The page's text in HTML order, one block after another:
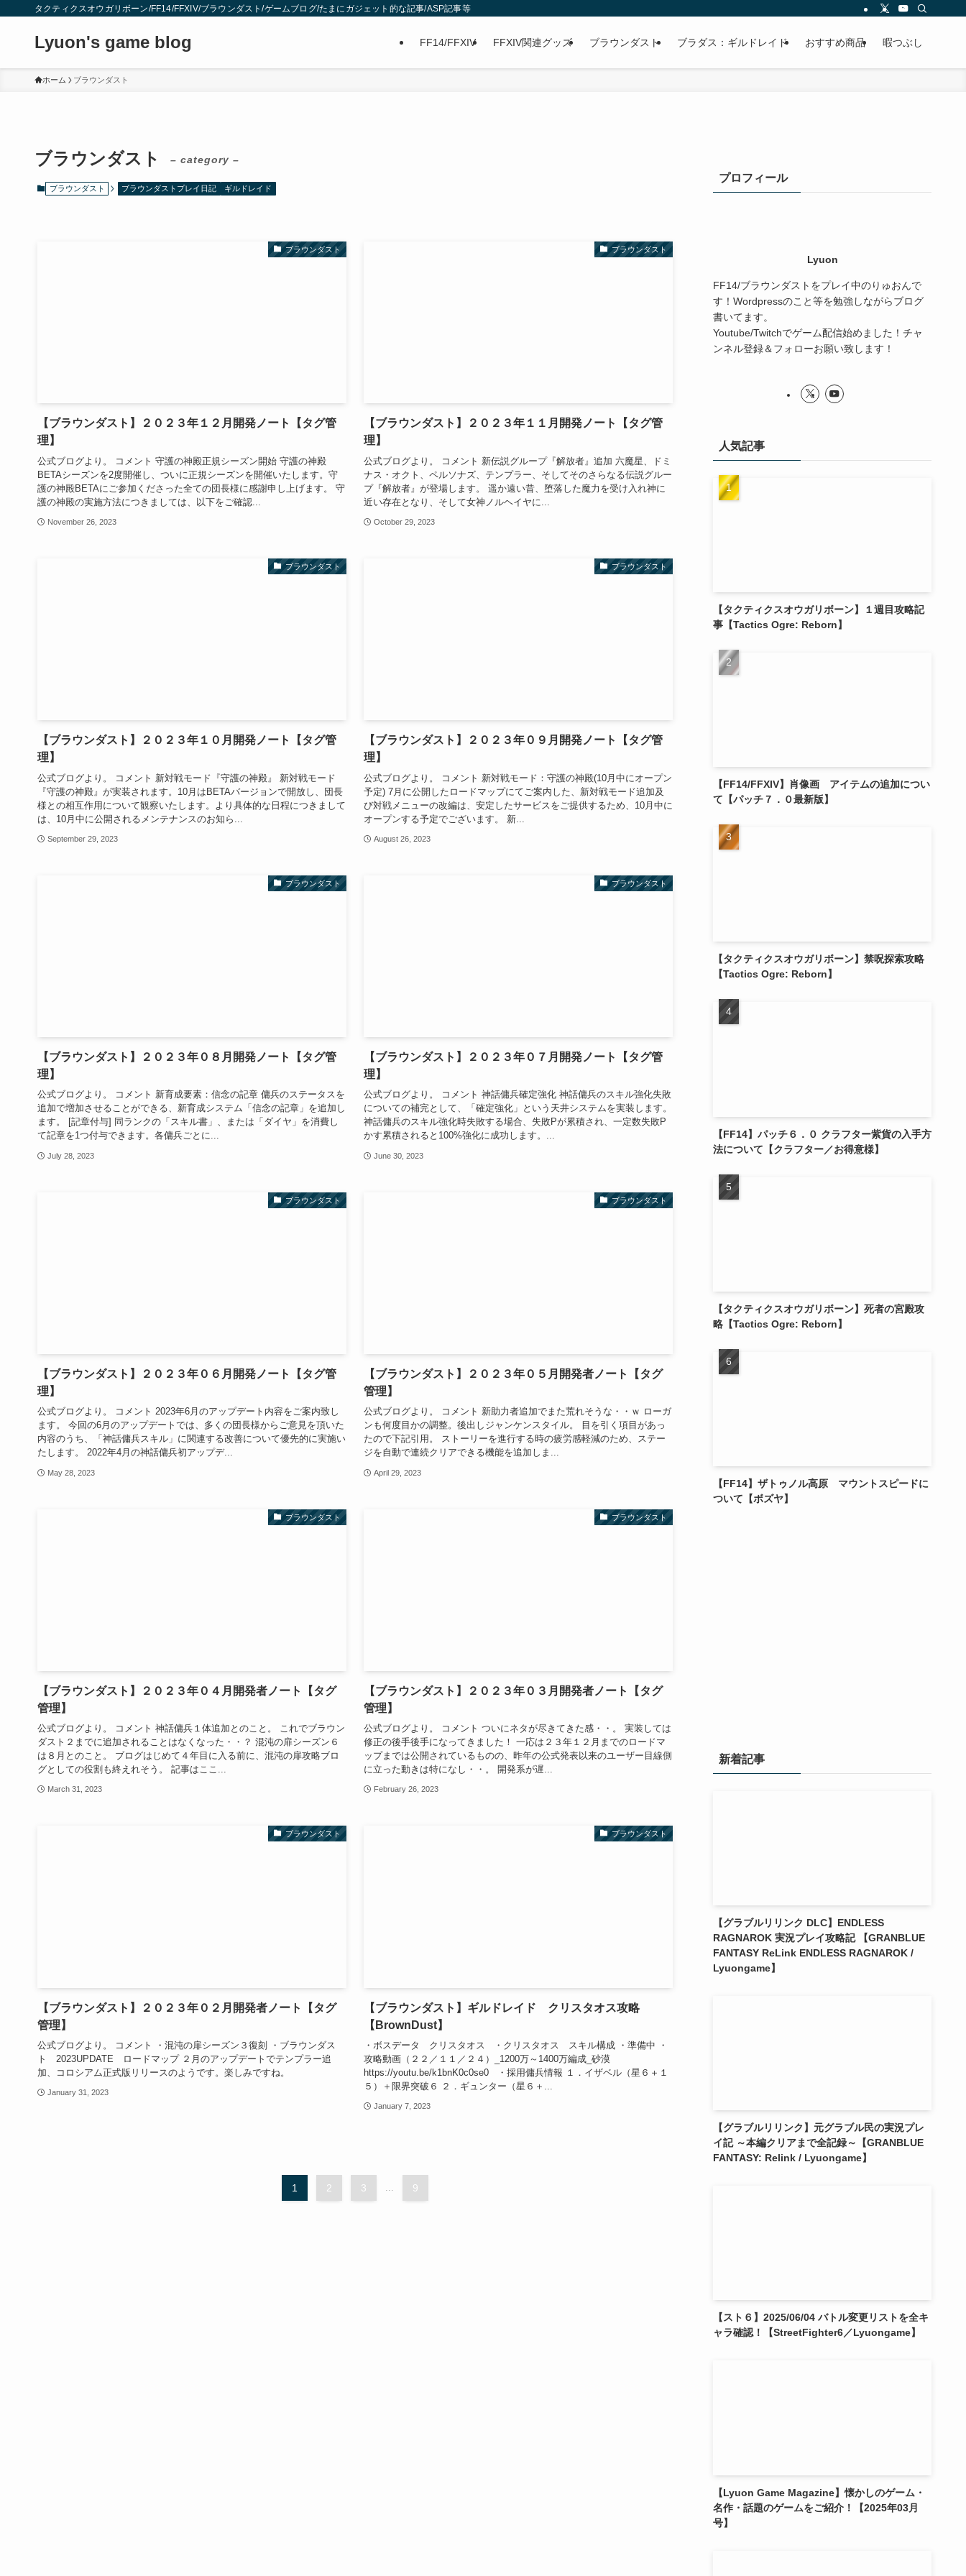
タクティクスオウガリボーン/FF14/FFXIV/ブラウンダスト/ゲームブログ/たまにガジェット的な記事/ASP記事等
Lyuon's game blog FF14/FFXIV FFXIV関連グッズ ブラウンダスト ブラダス：ギルドレイド おすすめ商品 暇つぶし
ホーム ブラウンダスト
ブラウンダスト – category –
ブラウンダスト ブラウンダストプレイ日記 ギルドレイド
ブラウンダスト
【ブラウンダスト】２０２３年１２月開発ノート【タグ管
理】
公式ブログより。 コメント 守護の神殿正規シーズン開始 守護の神殿
BETAシーズンを2度開催し、ついに正規シーズンを開催いたします。守
護の神殿BETAにご参加くださった全ての団長様に感謝申し上げます。 守
護の神殿の実施方法につきましては、以下をご確認...
November 26, 2023
ブラウンダスト
【ブラウンダスト】２０２３年１１月開発ノート【タグ管
理】
公式ブログより。 コメント 新伝説グループ『解放者』追加 六魔星、ドミ
ナス・オクト、ペルソナズ、テンプラー、そしてそのさらなる伝説グルー
プ『解放者』が登場します。 遥か遠い昔、堕落した魔力を受け入れ神に
近い存在となり、そして女神ノルヘイヤに...
October 29, 2023
ブラウンダスト
【ブラウンダスト】２０２３年１０月開発ノート【タグ管
理】
公式ブログより。 コメント 新対戦モード『守護の神殿』 新対戦モード
『守護の神殿』が実装されます。10月はBETAバージョンで開放し、団長
様との相互作用について観察いたします。より具体的な日程につきまして
は、10月中に公開されるメンテナンスのお知ら...
September 29, 2023
ブラウンダスト
【ブラウンダスト】２０２３年０９月開発ノート【タグ管
理】
公式ブログより。 コメント 新対戦モード：守護の神殿(10月中にオープン
予定) 7月に公開したロードマップにてご案内した、新対戦モード追加及
び対戦メニューの改編は、安定したサービスをご提供するため、10月中に
オープンする予定でございます。 新...
August 26, 2023
ブラウンダスト
【ブラウンダスト】２０２３年０８月開発ノート【タグ管
理】
公式ブログより。 コメント 新育成要素：信念の記章 傭兵のステータスを
追加で増加させることができる、新育成システム「信念の記章」を追加し
ます。 [記章付与] 同ランクの「スキル書」、または「ダイヤ」を消費し
て記章を1つ付与できます。各傭兵ごとに...
July 28, 2023
ブラウンダスト
【ブラウンダスト】２０２３年０７月開発ノート【タグ管
理】
公式ブログより。 コメント 神話傭兵確定強化 神話傭兵のスキル強化失敗
についての補完として、「確定強化」という天井システムを実装します。
神話傭兵のスキル強化時失敗する場合、失敗Pが累積され、一定数失敗P
かす累積されると100%強化に成功します。...
June 30, 2023
ブラウンダスト
【ブラウンダスト】２０２３年０６月開発ノート【タグ管
理】
公式ブログより。 コメント 2023年6月のアップデート内容をご案内致し
ます。 今回の6月のアップデートでは、多くの団長様からご意見を頂いた
内容のうち、「神話傭兵スキル」に関連する改善について優先的に実施い
たします。 2022年4月の神話傭兵初アップデ...
May 28, 2023
ブラウンダスト
【ブラウンダスト】２０２３年０５月開発者ノート【タグ
管理】
公式ブログより。 コメント 新助力者追加でまた荒れそうな・・ｗ ローガ
ンも何度目かの調整。後出しジャンケンスタイル。 目を引く項目があっ
たので下記引用。 ストーリーを進行する時の疲労感軽減のため、ステー
ジを自動で連続クリアできる機能を追加しま...
April 29, 2023
ブラウンダスト
【ブラウンダスト】２０２３年０４月開発者ノート【タグ
管理】
公式ブログより。 コメント 神話傭兵１体追加とのこと。 これでブラウン
ダスト２までに追加されることはなくなった・・？ 混沌の扉シーズン６
は８月とのこと。 ブログはじめて４年目に入る前に、混沌の扉攻略ブロ
グとしての役割も終えれそう。 記事はここ...
March 31, 2023
ブラウンダスト
【ブラウンダスト】２０２３年０３月開発者ノート【タグ
管理】
公式ブログより。 コメント ついにネタが尽きてきた感・・。 実装しては
修正の後手後手になってきました！ 一応は２３年１２月までのロードマ
ップまでは公開されているものの、昨年の公式発表以来のユーザー目線側
に立った動きは特になし・・。 開発系が遅...
February 26, 2023
ブラウンダスト
【ブラウンダスト】２０２３年０２月開発者ノート【タグ
管理】
公式ブログより。 コメント ・混沌の扉シーズン３復刻 ・ブラウンダス
ト 2023UPDATE ロードマップ ２月のアップデートでテンプラー追
加、コロシアム正式版リリースのようです。楽しみですね。
January 31, 2023
ブラウンダスト
【ブラウンダスト】ギルドレイド クリスタオス攻略
【BrownDust】
・ボスデータ クリスタオス ・クリスタオス スキル構成 ・準備中 ・
攻略動画（２２／１１／２４）_1200万～1400万編成_砂漠
https://youtu.be/k1bnK0c0se0 ・採用傭兵情報 １．イザベル（星６＋１
５）＋限界突破６ ２．ギュンター（星６＋...
January 7, 2023
1 2 3 ... 9
プロフィール
Lyuon
FF14/ブラウンダストをプレイ中のりゅおんで
す！Wordpressのこと等を勉強しながらブログ
書いてます。
Youtube/Twitchでゲーム配信始めました！チャ
ンネル登録＆フォローお願い致します！
人気記事
【タクティクスオウガリボーン】１週目攻略記
事【Tactics Ogre: Reborn】
【FF14/FFXIV】肖像画 アイテムの追加につい
て【パッチ７．０最新版】
【タクティクスオウガリボーン】禁呪探索攻略
【Tactics Ogre: Reborn】
【FF14】パッチ６．０ クラフター紫貨の入手方
法について【クラフター／お得意様】
【タクティクスオウガリボーン】死者の宮殿攻
略【Tactics Ogre: Reborn】
【FF14】ザトゥノル高原 マウントスピードに
ついて【ボズヤ】
新着記事
【グラブルリリンク DLC】ENDLESS
RAGNAROK 実況プレイ攻略記 【GRANBLUE
FANTASY ReLink ENDLESS RAGNAROK /
Lyuongame】
【グラブルリリンク】元グラブル民の実況プレ
イ記 ～本編クリアまで全記録～【GRANBLUE
FANTASY: Relink / Lyuongame】
【スト６】2025/06/04 バトル変更リストを全キ
ャラ確認！【StreetFighter6／Lyuongame】
【Lyuon Game Magazine】懐かしのゲーム・
名作・話題のゲームをご紹介！【2025年03月
号】